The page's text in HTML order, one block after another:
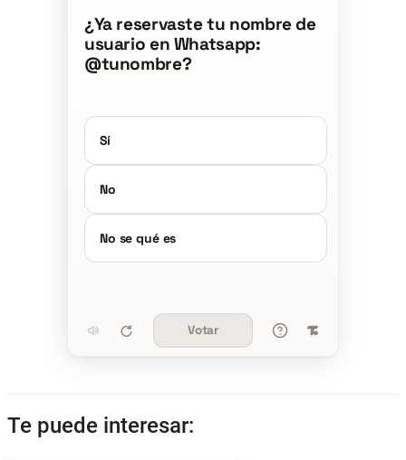
¿Ya reservaste tu nombre de
usuario en Whatsapp:
@tunombre?
Sí
No
No se qué es
Votar
Te puede interesar: